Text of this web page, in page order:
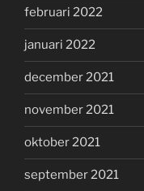
februari 2022
januari 2022
december 2021
november 2021
oktober 2021
september 2021